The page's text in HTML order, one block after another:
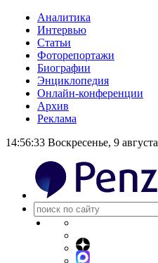
Аналитика
Интервью
Статьи
Фоторепортажи
Биографии
Энциклопедия
Онлайн-конференции
Архив
Реклама
14:56:34 Воскресенье, 9 августа